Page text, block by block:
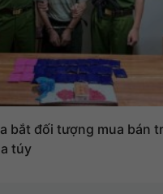
bắt đối tượng mua bán
túy